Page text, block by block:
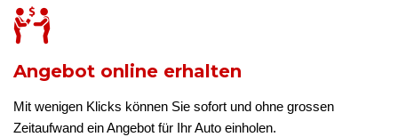
Angebot online erhalten
Mit wenigen Klicks können Sie sofort und ohne grossen
Zeitaufwand ein Angebot für Ihr Auto einholen.